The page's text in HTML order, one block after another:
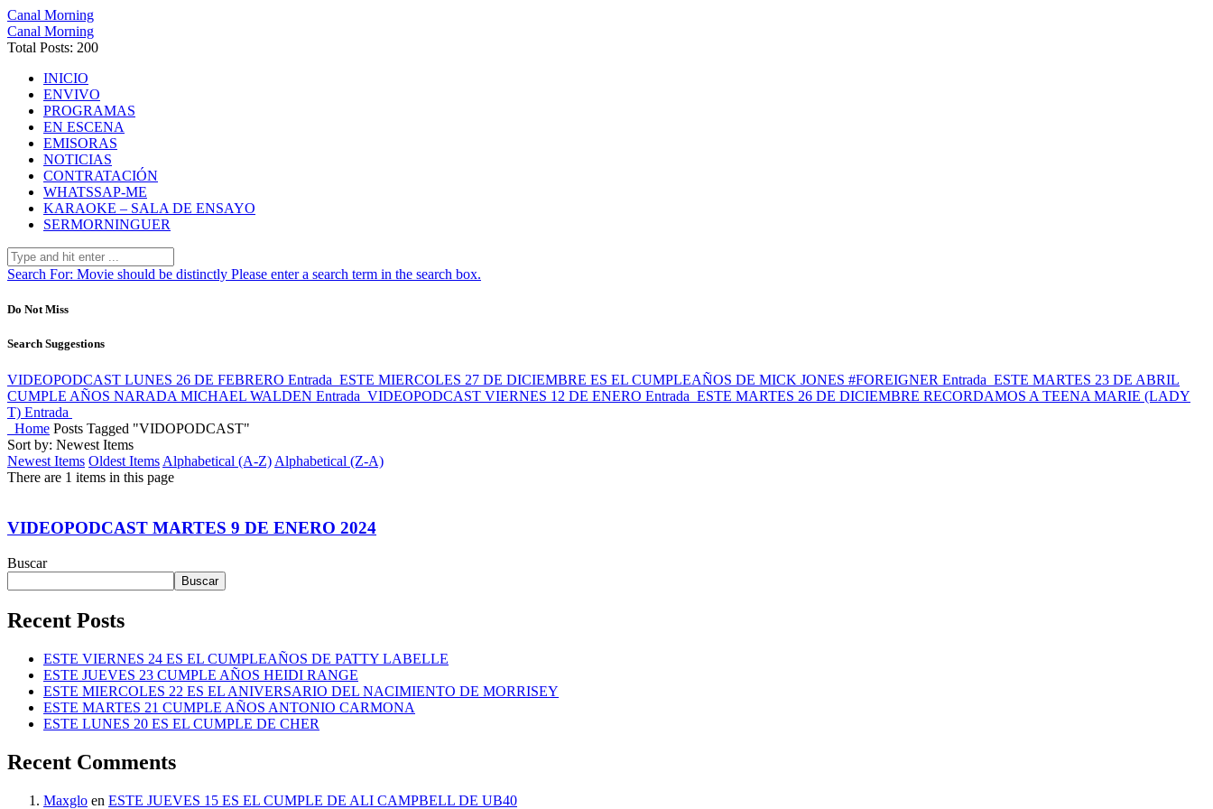
Canal Morning
Canal Morning
Total Posts: 200
INICIO
ENVIVO
PROGRAMAS
EN ESCENA
EMISORAS
NOTICIAS
CONTRATACIÓN
WHATSSAP-ME
KARAOKE – SALA DE ENSAYO
SERMORNINGUER
Search For: Movie should be distinctly Please enter a search term in the search box.
Do Not Miss
Search Suggestions
VIDEOPODCAST LUNES 26 DE FEBRERO Entrada ESTE MIERCOLES 27 DE DICIEMBRE ES EL CUMPLEAÑOS DE MICK JONES #FOREIGNER Entrada ESTE MARTES 23 DE ABRIL
CUMPLE AÑOS NARADA MICHAEL WALDEN Entrada VIDEOPODCAST VIERNES 12 DE ENERO Entrada ESTE MARTES 26 DE DICIEMBRE RECORDAMOS A TEENA MARIE (LADY
T) Entrada
Home Posts Tagged "VIDOPODCAST"
Sort by: Newest Items
Newest Items Oldest Items Alphabetical (A-Z) Alphabetical (Z-A)
There are 1 items in this page
VIDEOPODCAST MARTES 9 DE ENERO 2024
Buscar
Buscar
Recent Posts
ESTE VIERNES 24 ES EL CUMPLEAÑOS DE PATTY LABELLE
ESTE JUEVES 23 CUMPLE AÑOS HEIDI RANGE
ESTE MIERCOLES 22 ES EL ANIVERSARIO DEL NACIMIENTO DE MORRISEY
ESTE MARTES 21 CUMPLE AÑOS ANTONIO CARMONA
ESTE LUNES 20 ES EL CUMPLE DE CHER
Recent Comments
Maxglo en ESTE JUEVES 15 ES EL CUMPLE DE ALI CAMPBELL DE UB40